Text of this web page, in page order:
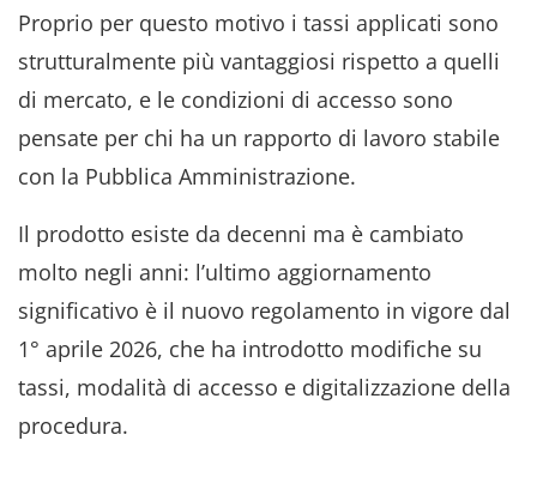
Proprio per questo motivo i tassi applicati sono
strutturalmente più vantaggiosi rispetto a quelli
di mercato, e le condizioni di accesso sono
pensate per chi ha un rapporto di lavoro stabile
con la Pubblica Amministrazione.
Il prodotto esiste da decenni ma è cambiato
molto negli anni: l’ultimo aggiornamento
significativo è il nuovo regolamento in vigore dal
1° aprile 2026, che ha introdotto modifiche su
tassi, modalità di accesso e digitalizzazione della
procedura.